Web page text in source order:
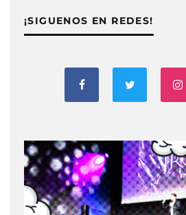
¡SIGUENOS EN REDES!